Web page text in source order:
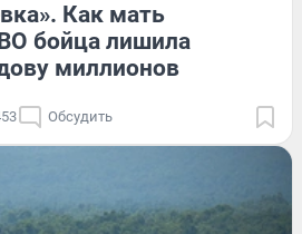
Как мать
бойца лишила
миллионов
Обсудить